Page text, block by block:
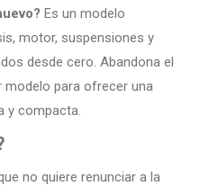
Es un modelo
motor, suspensiones y
desde cero. Abandona el
modelo para ofrecer una
y compacta.
no quiere renunciar a la